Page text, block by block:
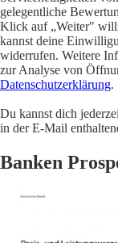
gelegentliche
Klick auf „Weiter"
kannst deine
widerrufen. Weitere
zur Analyse von
Datenschutzerklärung.
Du kannst dich
in der E-Mail
Banken